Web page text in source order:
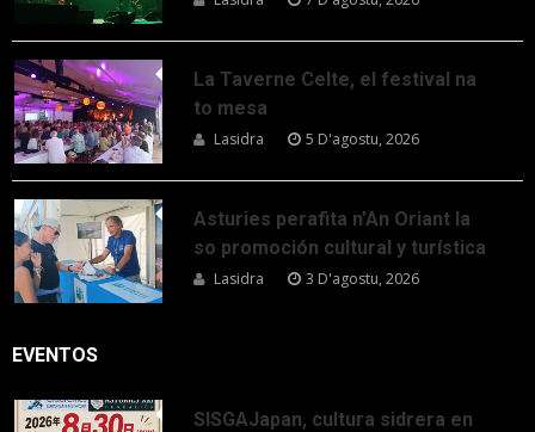
La Taverne Celte, el festival na
to mesa
Lasidra 5 D'agostu, 2026
Asturies perafita n’An Oriant la
so promoción cultural y turística
Lasidra 3 D'agostu, 2026
EVENTOS
SISGAJapan, cultura sidrera en